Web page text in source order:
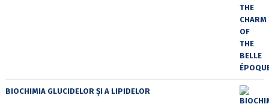
BIOCHIMIA GLUCIDELOR ȘI A LIPIDELOR